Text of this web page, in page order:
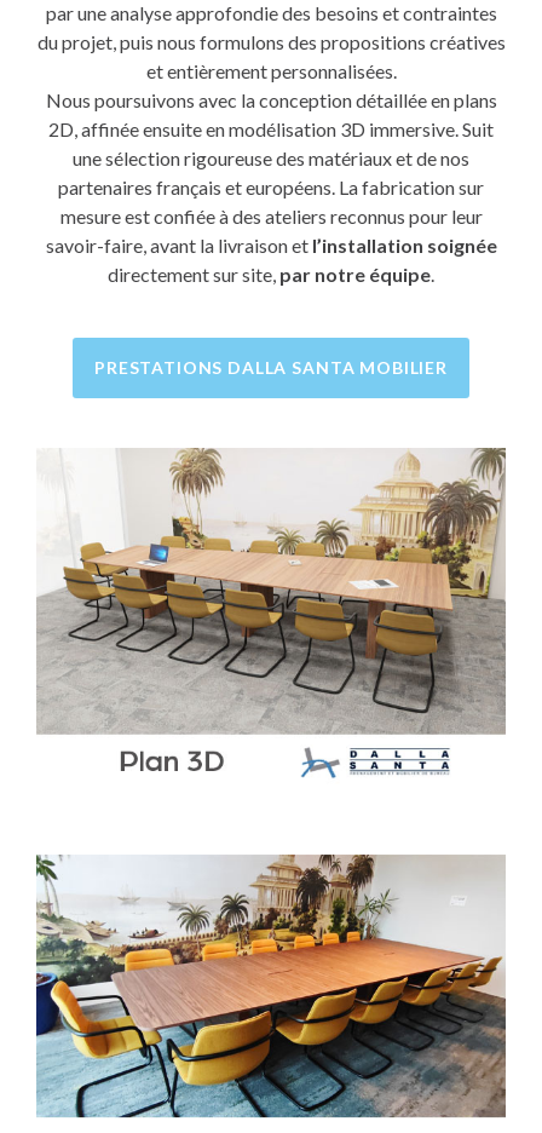
par une analyse approfondie des besoins et contraintes
du projet, puis nous formulons des propositions créatives
et entièrement personnalisées.
Nous poursuivons avec la conception détaillée en plans
2D, affinée ensuite en modélisation 3D immersive. Suit
une sélection rigoureuse des matériaux et de nos
partenaires français et européens. La fabrication sur
mesure est confiée à des ateliers reconnus pour leur
savoir-faire, avant la livraison et l’installation soignée
directement sur site, par notre équipe.
PRESTATIONS DALLA SANTA MOBILIER